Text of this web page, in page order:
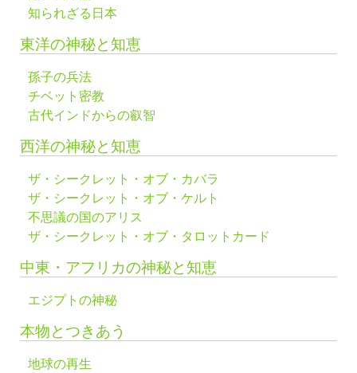
知られざる日本
東洋の神秘と知恵
孫子の兵法
チベット密教
古代インドからの叡智
西洋の神秘と知恵
ザ・シークレット・オブ・カバラ
ザ・シークレット・オブ・ケルト
不思議の国のアリス
ザ・シークレット・オブ・タロットカード
中東・アフリカの神秘と知恵
エジプトの神秘
本物とつきあう
地球の再生